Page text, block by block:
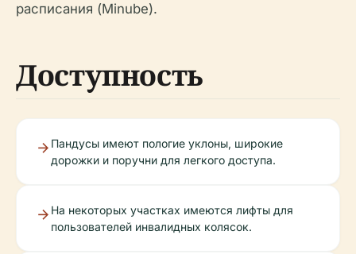
расписания (Minube).
Доступность
Пандусы имеют пологие уклоны, широкие
дорожки и поручни для легкого доступа.
На некоторых участках имеются лифты для
пользователей инвалидных колясок.